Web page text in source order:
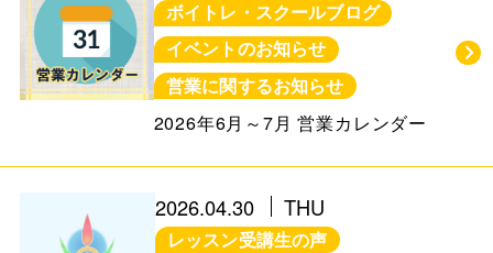
WEB予約はこちら
ボイトレ・スクールブログ
イベントのお知らせ
営業に関するお知らせ
2026年6月～7月 営業カレンダー
2026.04.30 THU
レッスン受講生の声